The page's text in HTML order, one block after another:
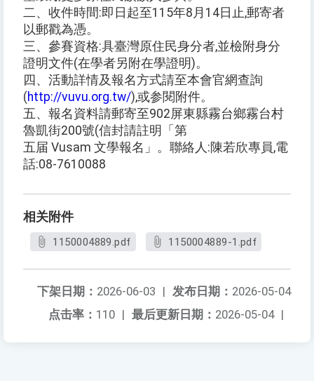
二、收件時間:即日起至115年8月14日止,郵寄者
以郵戳為憑。
三、參賽資格:具臺灣原住民身分者,並檢附身分
證明文件(在學者另附在學證明)。
四、活動詳情及報名方式請至本會官網查詢
(http://vuvu.org.tw/),或参閱附件。
五、報名資料請郵寄至902屏東縣霧台鄉霧台村
魯凱街200號(信封請註明「第
五届 Vusam 文學報名」。聯絡人:陳若欣專員,電
話:08-7610088
相关附件
1150004889.pdf 1150004889-1.pdf
发布日期： 2026-05-04
下架日期： 2026-06-03 |
最后更新日期： 2026-05-04 |
点击率： 110 |